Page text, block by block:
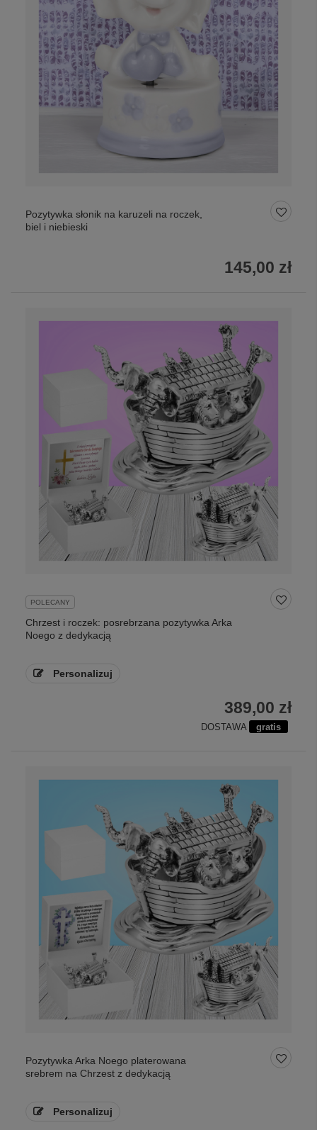
Pozytywka słonik na karuzeli na roczek,
biel i niebieski
145,00 zł
POLECANY
Chrzest i roczek: posrebrzana pozytywka Arka
Noego z dedykacją
Personalizuj
389,00 zł
DOSTAWA gratis
Pozytywka Arka Noego platerowana
srebrem na Chrzest z dedykacją
Personalizuj